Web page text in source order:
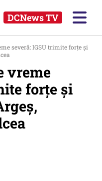
DCNews TV
severă: IGSU trimite forțe și
vreme
forțe și